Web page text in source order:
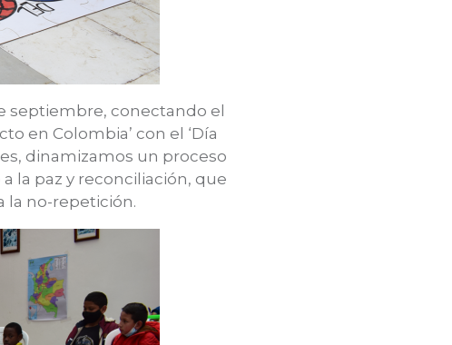
septiembre, conectando el
en Colombia’ con el ‘Día
dinamizamos un proceso
la paz y reconciliación, que
la no-repetición.